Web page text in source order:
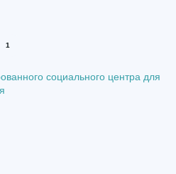
1
социального центра для